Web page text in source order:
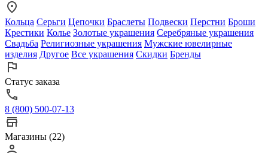
Кольца Серьги Цепочки Браслеты Подвески Перстни Броши
Крестики Колье Золотые украшения Серебряные украшения
Свадьба Религиозные украшения Мужские ювелирные
изделия Другое Все украшения Скидки Бренды
Статус заказа
8 (800) 500-07-13
Магазины (22)